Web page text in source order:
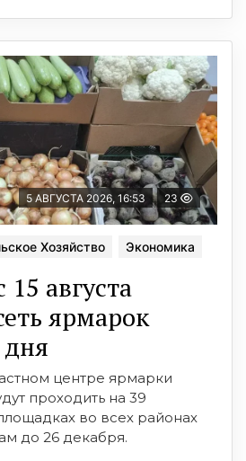
5 АВГУСТА 2026, 16:53 23
Хозяйство Экономика
августа
ярмарок
центре ярмарки
проходить на 39
во всех районах
до 26 декабря.